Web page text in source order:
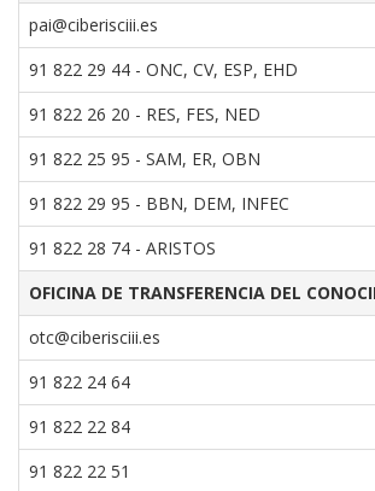
pai@ciberisciii.es
91 822 29 44 - ONC, CV, ESP, EHD
91 822 26 20 - RES, FES, NED
91 822 25 95 - SAM, ER, OBN
91 822 29 95 - BBN, DEM, INFEC
91 822 28 74 - ARISTOS
OFICINA DE TRANSFERENCIA DEL
otc@ciberisciii.es
91 822 24 64
91 822 22 84
91 822 22 51